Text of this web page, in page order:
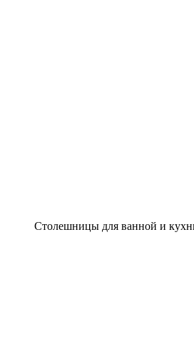
Столешницы для ванной и